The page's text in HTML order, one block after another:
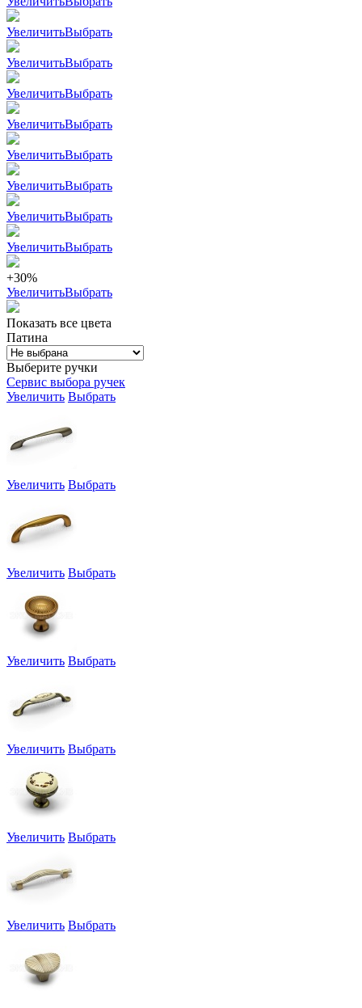
УвеличитьВыбрать
УвеличитьВыбрать
УвеличитьВыбрать
УвеличитьВыбрать
УвеличитьВыбрать
УвеличитьВыбрать
УвеличитьВыбрать
УвеличитьВыбрать
+30%
УвеличитьВыбрать
Показать все цвета
Патина
Выберите ручки
Сервис выбора ручек
Увеличить Выбрать
Увеличить Выбрать
Увеличить Выбрать
Увеличить Выбрать
Увеличить Выбрать
Увеличить Выбрать
Увеличить Выбрать